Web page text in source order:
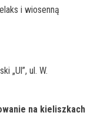
i wiosenną
„Ul”, ul. W.
na kieliszkach